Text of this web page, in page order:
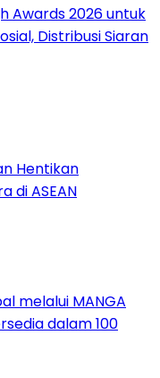
Awards 2026 untuk
Distribusi Siaran
Hentikan
di ASEAN
melalui MANGA
dalam 100